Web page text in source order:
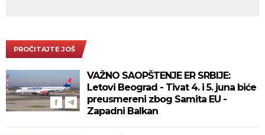
PROČITAJTE JOŠ
VAŽNO SAOPŠTENJE ER SRBIJE:
Letovi Beograd - Tivat 4. i 5. juna biće
preusmereni zbog Samita EU -
Zapadni Balkan